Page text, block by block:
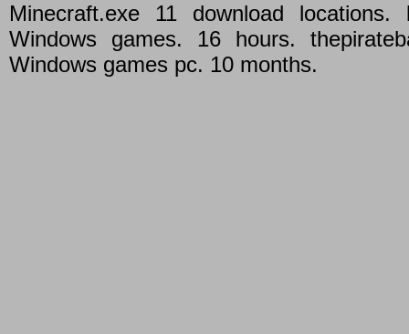
Minecraft.exe 11 download
Windows games. 16 hours.
Windows games pc. 10 months.